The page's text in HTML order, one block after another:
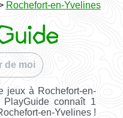
Rochefort-en-Yvelines
de moi
jeux à Rochefort-en-
connaît 1
en-Yvelines !